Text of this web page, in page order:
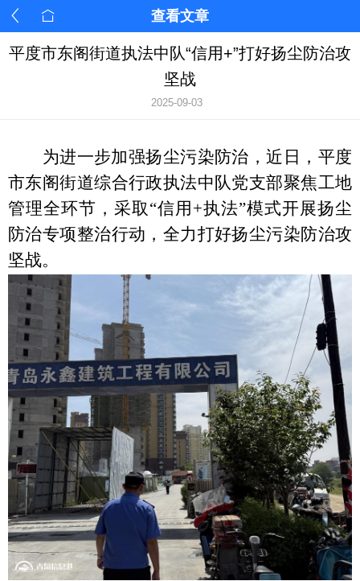
平度市东阁街道执法中队“信用+”打好扬尘防治攻
坚战
2025-09-03
为进一步加强扬尘污染防治，近日，平度
市东阁街道综合行政执法中队党支部聚焦工地
管理全环节，采取 “信用+执法”模式开展扬尘
防治专项整治行动，全力打好扬尘污染防治攻
坚战。
查看文章